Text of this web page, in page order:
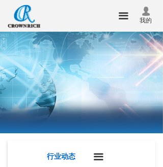
넙
我的
끀
首页
关于我们
产品中心
新闻中心
技术服务
联系我们
行业动态 끀
公司新闻
新品发布
行业动态